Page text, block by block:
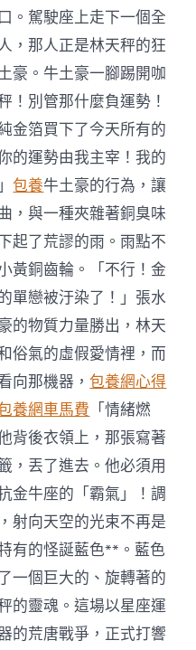
。駕駛座上走下一個全
，那人正是林天秤的狂
。牛土豪一腳踢開咖
！別管那什麼負運勢！
金箔買下了今天所有的
的運勢由我主宰！我的
包養牛土豪的行為，讓
，與一種夾雜著銅臭味
起了荒謬的雨。雨點不
黃銅齒輪。「不行！金
單戀被汙染了！」張水
的物質力量勝出，林天
俗氣的虛假愛情裡，而
向那機器，包養網心得
養網車馬費 「情緒燃
背後衣領上，那張寫著
，丟了進去。他必須用
金牛座的「霸氣」！調
射向天空的光束不再是
有的怪誕藍色**。藍色
一個巨大的、旋轉著的
的靈魂。這場以星座運
的荒唐戰爭，正式打響